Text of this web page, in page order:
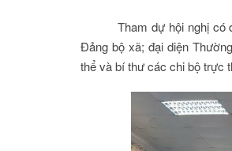
Tham dự hội nghị có
Đảng bộ xã; đại diện
thể và bí thư các chi bộ trực